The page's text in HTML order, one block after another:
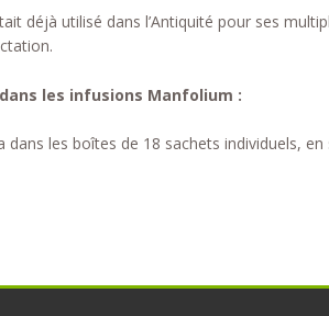
déjà utilisé dans l’Antiquité pour ses
les infusions Manfolium :
dans les boîtes de 18 sachets individuels, en